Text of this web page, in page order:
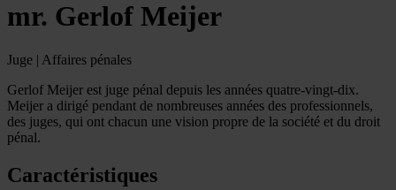
mr. Gerlof Meijer
Juge | Affaires pénales
Gerlof Meijer est juge pénal depuis les années quatre-vingt-dix.
Meijer a dirigé pendant de nombreuses années des professionnels,
des juges, qui ont chacun une vision propre de la société et du droit
pénal.
Caractéristiques